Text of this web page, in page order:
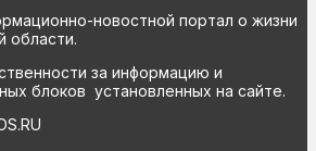
новостной портал о жизни
области.
за информацию и
блоков установленных на сайте.